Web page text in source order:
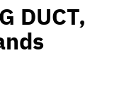
DUCT,